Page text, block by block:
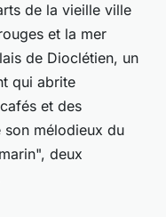
de la vieille ville
et la mer
de Dioclétien, un
qui abrite
et des
son mélodieux du
deux